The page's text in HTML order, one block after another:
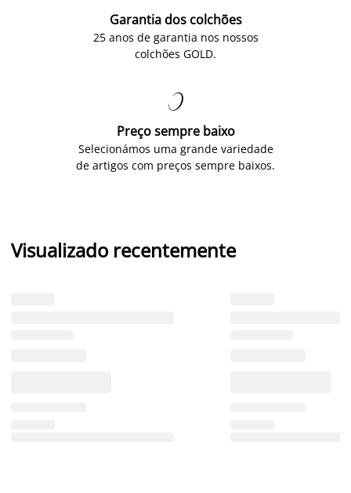
Garantia dos colchões
25 anos de garantia nos nossos
colchões GOLD.

Preço sempre baixo
Selecionámos uma grande variedade
de artigos com preços sempre baixos.
Visualizado recentemente